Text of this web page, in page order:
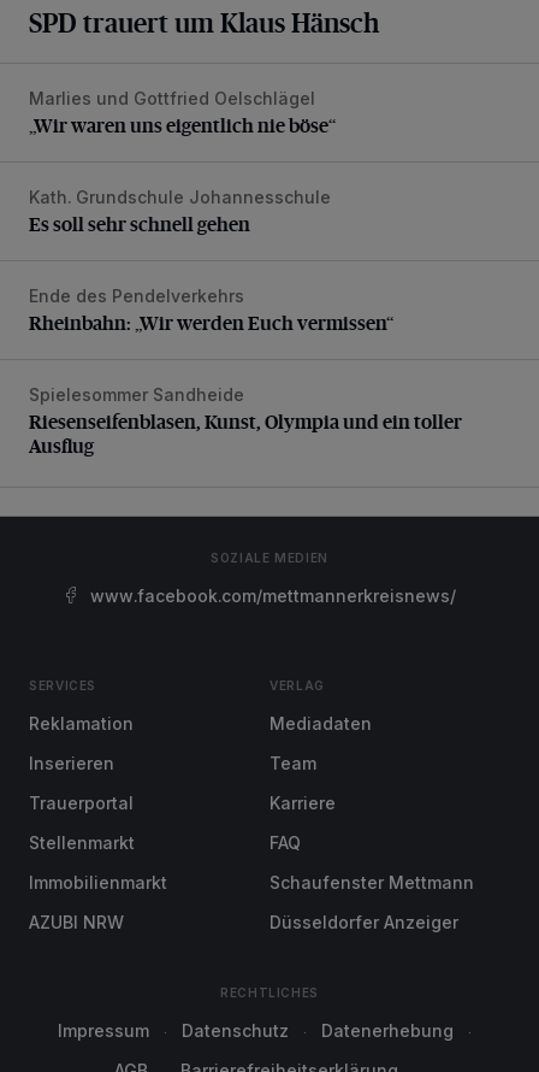
SPD trauert um Klaus Hänsch
„Wir waren uns eigentlich nie böse“
Marlies und Gottfried Oelschlägel
„Wir waren uns eigentlich nie böse“
Es soll sehr schnell gehen
Kath. Grundschule Johannesschule
Es soll sehr schnell gehen
Rheinbahn: „Wir werden Euch vermissen“
Ende des Pendelverkehrs
Rheinbahn: „Wir werden Euch vermissen“
Riesenseifenblasen, Kunst, Olympia und ein toller Ausflug
Spielesommer Sandheide
Riesenseifenblasen, Kunst, Olympia und ein toller
Ausflug
SOZIALE MEDIEN
www.facebook.com/mettmannerkreisnews/
SERVICES
Reklamation
Inserieren
Trauerportal
Stellenmarkt
Immobilienmarkt
AZUBI NRW
VERLAG
Mediadaten
Team
Karriere
FAQ
Schaufenster Mettmann
Düsseldorfer Anzeiger
RECHTLICHES
Impressum Datenschutz
Datenerhebung